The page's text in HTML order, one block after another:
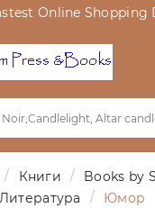
Online Shopping
Книги
Books by
Литература
Юмор